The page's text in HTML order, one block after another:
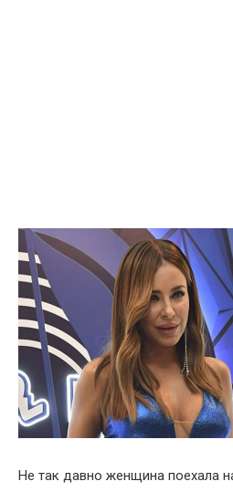
Не так давно женщина поехала